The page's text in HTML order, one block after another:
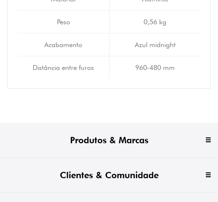
Peso 0,56 kg
Acabamento Azul midnight
Distância entre furos 960-480 mm
Produtos & Marcas
Clientes & Comunidade